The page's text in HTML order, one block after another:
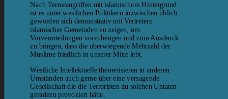
Nach Terrorangriffen mit islamischem Hintergrund
ist es unter westlichen Politikern inzwischen üblich
geworden sich demonstrativ mit Vertretern
islamischer Gemeinden zu zeigen, um
Vorverurteilungen vorzubeugen und zum Ausdruck
zu bringen, dass die überwiegende Mehrzahl der
Muslime friedlich in unserer Mitte lebt.
Westliche Intellektuelle theoretisieren in anderen
Umständen auch gerne über eine versagende
Gesellschaft die die Terroristen zu solchen Untaten
geradezu provoziert hätte.